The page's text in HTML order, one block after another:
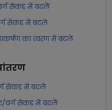
सेकंड में बदलें
सेकंड में बदलें
का त्वरण में बदलें
सेकंड में बदलें
वर्ग सेकंड में बदलें